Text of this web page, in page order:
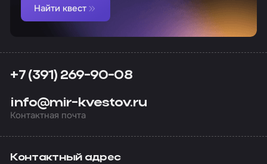
Найти квест
+7 (391) 269-90-08
info@mir-kvestov.ru
Контактная почта
Контактный адрес